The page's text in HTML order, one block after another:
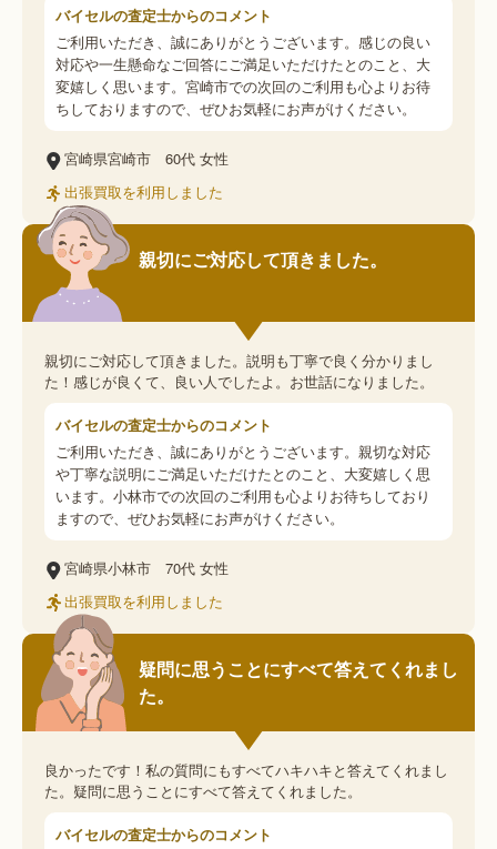
バイセルの査定士からのコメント
ご利用いただき、誠にありがとうございます。感じの良い
対応や一生懸命なご回答にご満足いただけたとのこと、大
変嬉しく思います。宮崎市での次回のご利用も心よりお待
ちしておりますので、ぜひお気軽にお声がけください。
宮崎県宮崎市 60代 女性
出張買取を利用しました
親切にご対応して頂きました。
親切にご対応して頂きました。説明も丁寧で良く分かりまし
た！感じが良くて、良い人でしたよ。お世話になりました。
バイセルの査定士からのコメント
ご利用いただき、誠にありがとうございます。親切な対応
や丁寧な説明にご満足いただけたとのこと、大変嬉しく思
います。小林市での次回のご利用も心よりお待ちしており
ますので、ぜひお気軽にお声がけください。
宮崎県小林市 70代 女性
出張買取を利用しました
疑問に思うことにすべて答えてくれまし
た。
良かったです！私の質問にもすべてハキハキと答えてくれまし
た。疑問に思うことにすべて答えてくれました。
バイセルの査定士からのコメント